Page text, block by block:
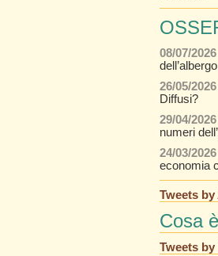
08/07/2026
26/05/2026
Diffusi?
29/04/2026
numeri
24/03/2026
economia
Tweets
Cosa
Tweets